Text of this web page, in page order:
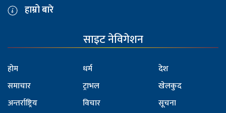
हाम्रो बारे
साइट नेविगेशन
होम
समाचार
अन्तर्राष्ट्रिय
धर्म
ट्राभल
विचार
देश
खेलकुद
सूचना